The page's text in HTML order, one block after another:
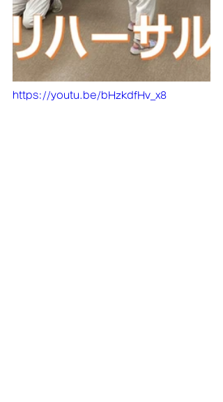
https://youtu.be/bHzkdfHv_x8